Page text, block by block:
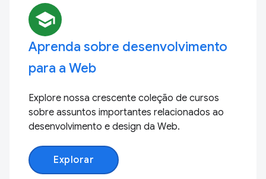
school
Aprenda sobre desenvolvimento
para a Web
Explore nossa crescente coleção de cursos
sobre assuntos importantes relacionados ao
desenvolvimento e design da Web.
Explorar